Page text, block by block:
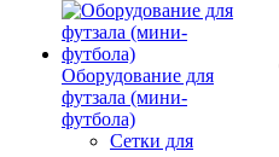
Оборудование для
футзала (мини-
футбола)
Сетки для